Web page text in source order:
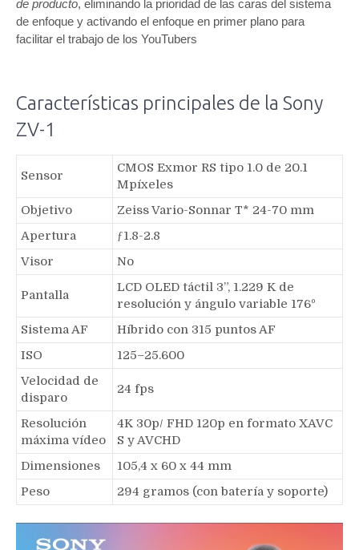
de producto, eliminando la prioridad de las caras del sistema
de enfoque y activando el enfoque en primer plano para
facilitar el trabajo de los YouTubers
Características principales de la Sony
ZV-1
Sensor
CMOS Exmor RS tipo 1.0 de 20.1
Mpíxeles
Objetivo
Zeiss Vario-Sonnar T* 24-70 mm
Apertura
ƒ1.8-2.8
Visor
No
Pantalla
LCD OLED táctil 3”, 1.229 K de
resolución y ángulo variable 176º
Sistema AF
Híbrido con 315 puntos AF
ISO
125–25.600
Velocidad de
disparo
24 fps
Resolución
máxima vídeo
4K 30p/ FHD 120p en formato XAVC
S y AVCHD
Dimensiones
105,4 x 60 x 44 mm
Peso
294 gramos (con batería y soporte)